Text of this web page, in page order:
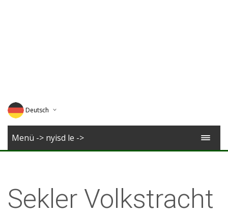
Deutsch
English
Menü -> nyisd le ->
Sekler Volkstracht